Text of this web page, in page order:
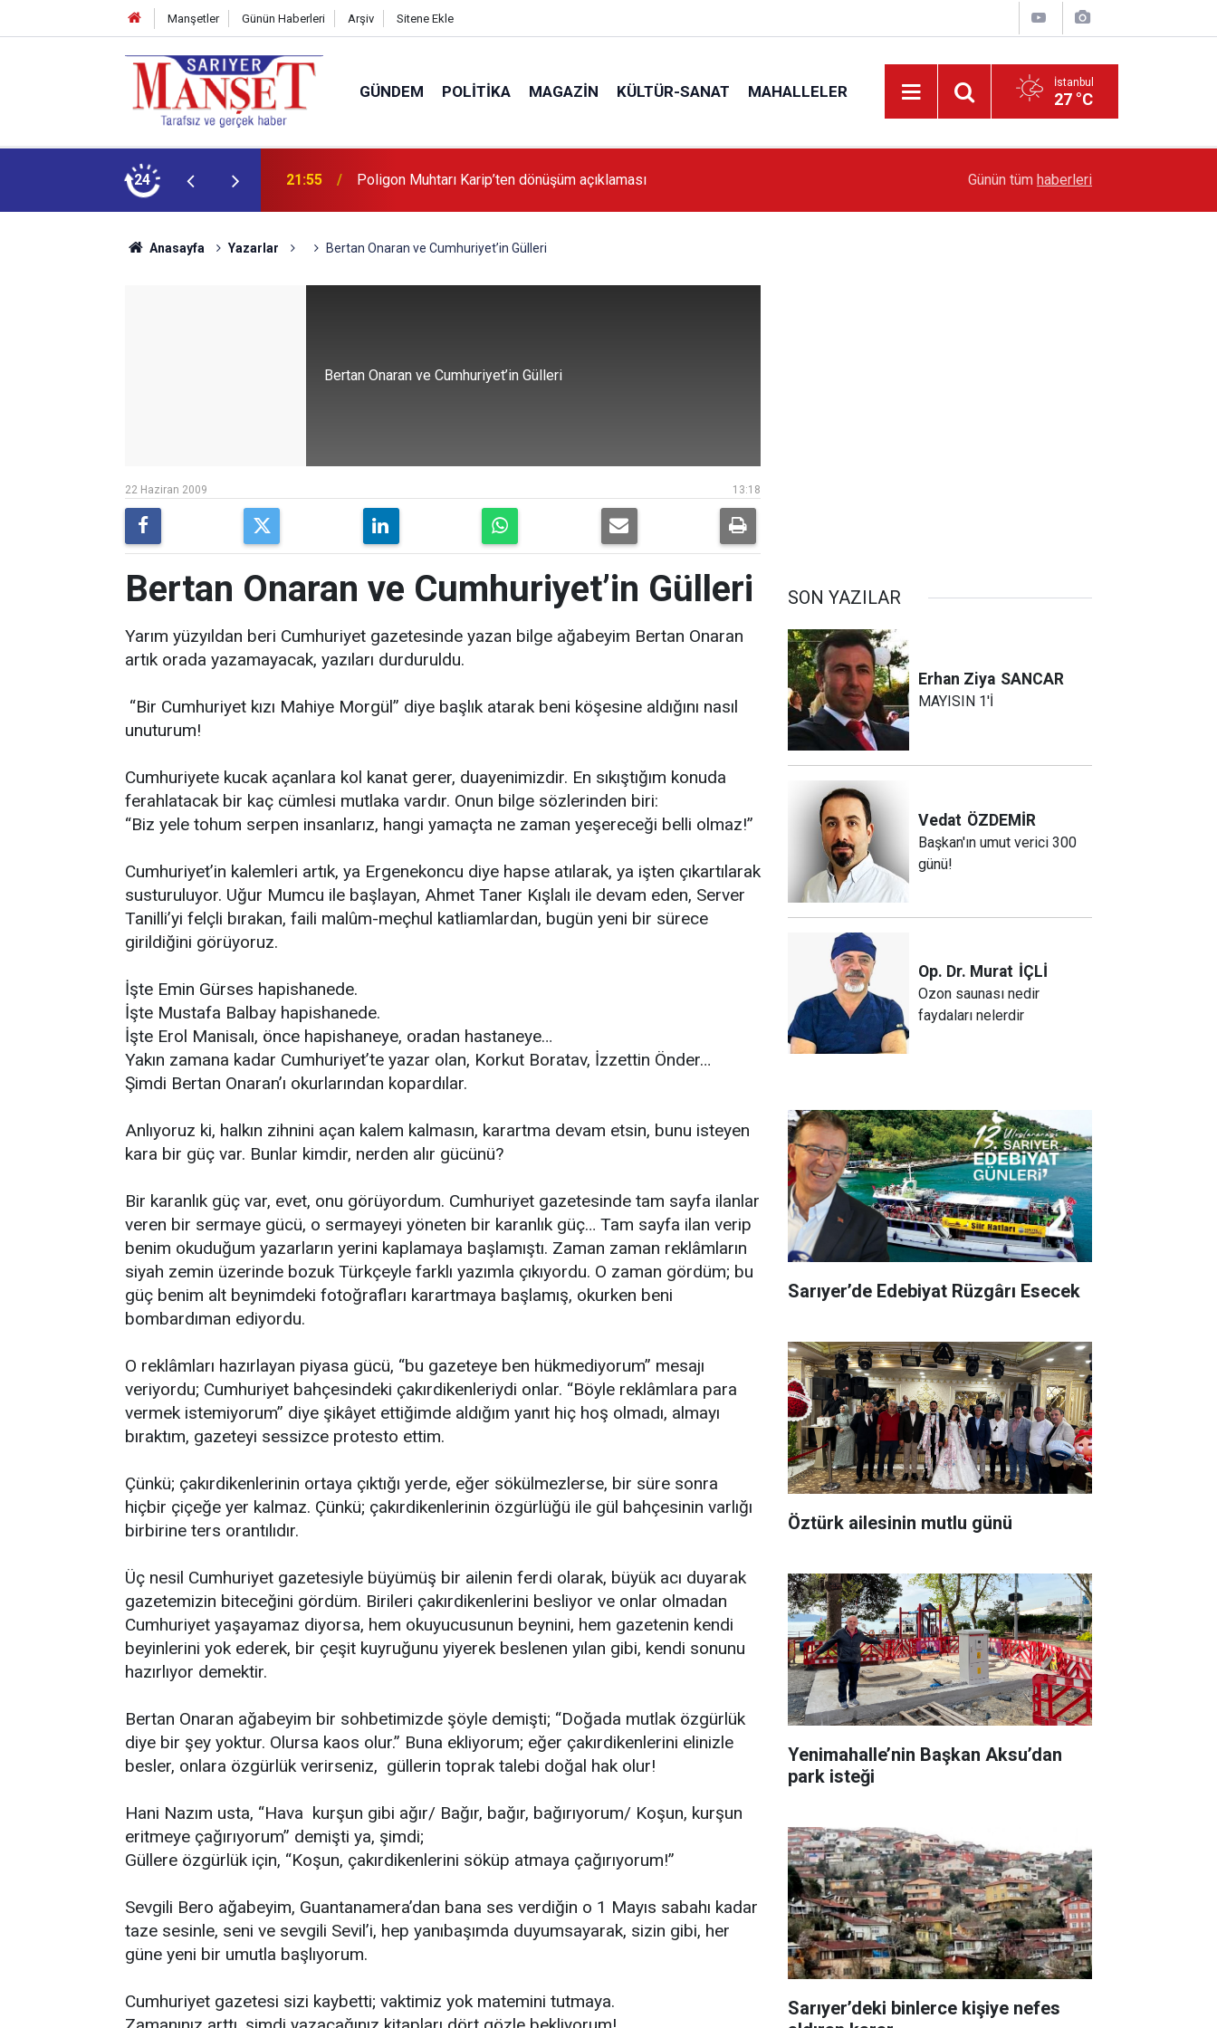
Manşetler Günün Haberleri Arşiv Sitene Ekle
GÜNDEM POLITIKA MAGAZIN KÜLTÜR-SANAT MAHALLELER İstanbul
27 °C
24 13:36 'Poligon'da İstanbul'a örnek proje gerçekleştirilecek' Sarıyer’de Edebiyat Rüzgârı Esecek
Günün tüm haberleri
Anasayfa Yazarlar Bertan Onaran ve Cumhuriyet’in Gülleri
Bertan Onaran ve Cumhuriyet’in Gülleri
13:18
22 Haziran 2009
Bertan Onaran ve Cumhuriyet’in Gülleri
Yarım yüzyıldan beri Cumhuriyet gazetesinde yazan bilge ağabeyim Bertan Onaran
artık orada yazamayacak, yazıları durduruldu.
“Bir Cumhuriyet kızı Mahiye Morgül” diye başlık atarak beni köşesine aldığını nasıl
unuturum!
Cumhuriyete kucak açanlara kol kanat gerer, duayenimizdir. En sıkıştığım konuda
ferahlatacak bir kaç cümlesi mutlaka vardır. Onun bilge sözlerinden biri:
“Biz yele tohum serpen insanlarız, hangi yamaçta ne zaman yeşereceği belli olmaz!”
Cumhuriyet’in kalemleri artık, ya Ergenekoncu diye hapse atılarak, ya işten çıkartılarak
susturuluyor. Uğur Mumcu ile başlayan, Ahmet Taner Kışlalı ile devam eden, Server
Tanilli’yi felçli bırakan, faili malûm-meçhul katliamlardan, bugün yeni bir sürece
girildiğini görüyoruz.
İşte Emin Gürses hapishanede.
İşte Mustafa Balbay hapishanede.
İşte Erol Manisalı, önce hapishaneye, oradan hastaneye…
Yakın zamana kadar Cumhuriyet’te yazar olan, Korkut Boratav, İzzettin Önder…
Şimdi Bertan Onaran’ı okurlarından kopardılar.
Anlıyoruz ki, halkın zihnini açan kalem kalmasın, karartma devam etsin, bunu isteyen
kara bir güç var. Bunlar kimdir, nerden alır gücünü?
Bir karanlık güç var, evet, onu görüyordum. Cumhuriyet gazetesinde tam sayfa ilanlar
veren bir sermaye gücü, o sermayeyi yöneten bir karanlık güç… Tam sayfa ilan verip
benim okuduğum yazarların yerini kaplamaya başlamıştı. Zaman zaman reklâmların
siyah zemin üzerinde bozuk Türkçeyle farklı yazımla çıkıyordu. O zaman gördüm; bu
güç benim alt beynimdeki fotoğrafları karartmaya başlamış, okurken beni
bombardıman ediyordu.
O reklâmları hazırlayan piyasa gücü, “bu gazeteye ben hükmediyorum” mesajı
veriyordu; Cumhuriyet bahçesindeki çakırdikenleriydi onlar. “Böyle reklâmlara para
vermek istemiyorum” diye şikâyet ettiğimde aldığım yanıt hiç hoş olmadı, almayı
bıraktım, gazeteyi sessizce protesto ettim.
Çünkü; çakırdikenlerinin ortaya çıktığı yerde, eğer sökülmezlerse, bir süre sonra
hiçbir çiçeğe yer kalmaz. Çünkü; çakırdikenlerinin özgürlüğü ile gül bahçesinin varlığı
birbirine ters orantılıdır.
Üç nesil Cumhuriyet gazetesiyle büyümüş bir ailenin ferdi olarak, büyük acı duyarak
gazetemizin biteceğini gördüm. Birileri çakırdikenlerini besliyor ve onlar olmadan
Cumhuriyet yaşayamaz diyorsa, hem okuyucusunun beynini, hem gazetenin kendi
beyinlerini yok ederek, bir çeşit kuyruğunu yiyerek beslenen yılan gibi, kendi sonunu
hazırlıyor demektir.
Bertan Onaran ağabeyim bir sohbetimizde şöyle demişti; “Doğada mutlak özgürlük
diye bir şey yoktur. Olursa kaos olur.” Buna ekliyorum; eğer çakırdikenlerini elinizle
besler, onlara özgürlük verirseniz, güllerin toprak talebi doğal hak olur!
Hani Nazım usta, “Hava kurşun gibi ağır/ Bağır, bağır, bağırıyorum/ Koşun, kurşun
eritmeye çağırıyorum” demişti ya, şimdi;
Güllere özgürlük için, “Koşun, çakırdikenlerini söküp atmaya çağırıyorum!”
Sevgili Bero ağabeyim, Guantanamera’dan bana ses verdiğin o 1 Mayıs sabahı kadar
taze sesinle, seni ve sevgili Sevil’i, hep yanıbaşımda duyumsayarak, sizin gibi, her
güne yeni bir umutla başlıyorum.
Cumhuriyet gazetesi sizi kaybetti; vaktimiz yok matemini tutmaya.
SON YAZILAR
Erhan Ziya SANCAR
MAYISIN 1'İ
Vedat ÖZDEMİR
Başkan'ın umut verici 300
günü!
Op. Dr. Murat İÇLİ
Ozon saunası nedir
faydaları nelerdir
Sarıyer’de Edebiyat Rüzgârı Esecek
Öztürk ailesinin mutlu günü
Yenimahalle’nin Başkan Aksu’dan
park isteği
Sarıyer’deki binlerce kişiye nefes